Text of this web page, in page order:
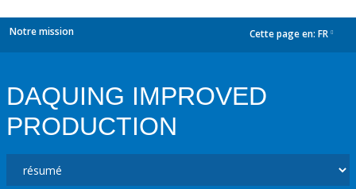
Notre mission Cette page en: FR
DAQUING IMPROVED
PRODUCTION